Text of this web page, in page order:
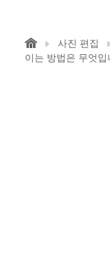
사진 편집
이는 방법은 무엇